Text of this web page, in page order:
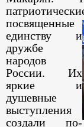
посвященные
единству и
дружбе
народов
России. Их
яркие и
душевные
выступления
создали по-